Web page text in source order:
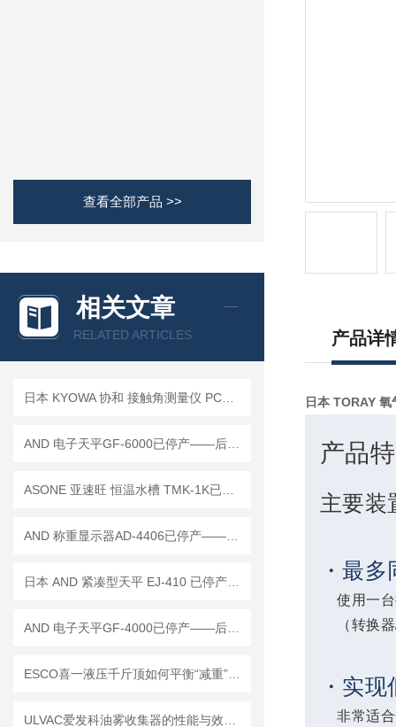
查看全部产品 >>
相关文章
RELATED ARTICLES 产品详
日本 TORAY
产品
主要装
・最
使用一
（转换
・实
非常适